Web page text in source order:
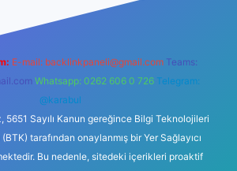
E-mail: backlinkpaneli@gmail.com Teams:
Whatsapp: 0262 606 0 726 Telegram:
@karabul
5651 Sayılı Kanun gereğince Bilgi Teknolojileri
tarafından onaylanmış bir Yer Sağlayıcı
Bu nedenle, sitedeki içerikleri proaktif